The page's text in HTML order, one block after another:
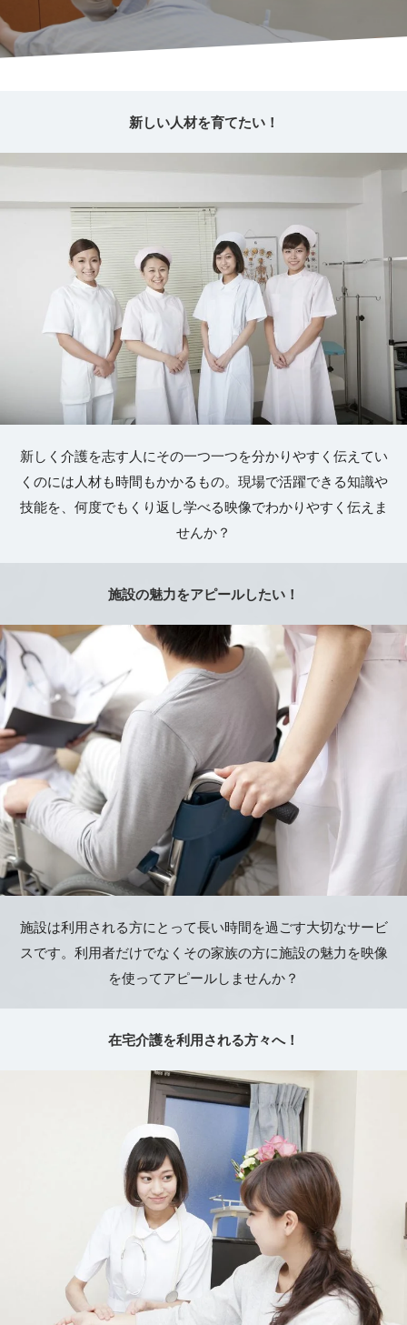
新しい人材を育てたい！
新しく介護を志す人にその一つ一つを分かりやすく伝えてい
くのには人材も時間もかかるもの。現場で活躍できる知識や
技能を、何度でもくり返し学べる映像でわかりやすく伝えま
せんか？
施設の魅力をアピールしたい！
施設は利用される方にとって長い時間を過ごす大切なサービ
スです。利用者だけでなくその家族の方に施設の魅力を映像
を使ってアピールしませんか？
在宅介護を利用される方々へ！